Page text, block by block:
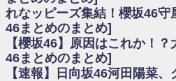
乃木坂46アンテナ / 【櫻坂46】ミーグ
ギレしてる
乃木坂あんてな ～乃木坂46・欅坂46・
をピックアップ / れなッピーズ集結！櫻坂
ット！」水曜スタジオ出演決定
日向坂46まとめのまとめ / 【日向坂46】
れなッピーズ集結！櫻坂46
46まとめのまとめ]
【櫻坂46】原因はこれか！
46まとめのまとめ]
【速報】日向坂46河田陽菜